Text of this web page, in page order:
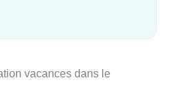
vacances dans le